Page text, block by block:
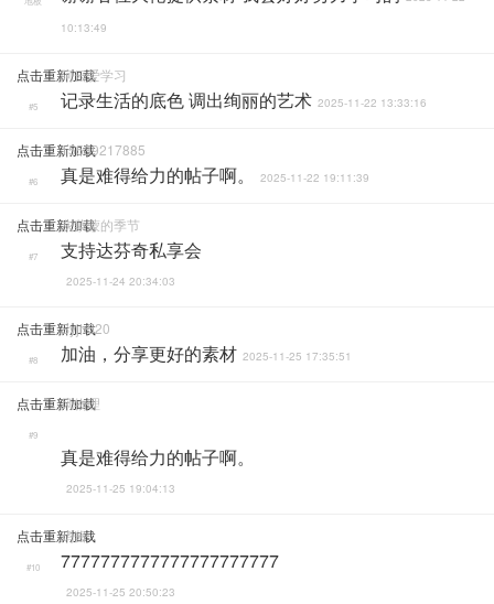
10:13:49
点击重新加载
阿云爱学习
#5 记录生活的底色 调出绚丽的艺术 2025-11-22 13:33:16
点击重新加载15539217885
#6 真是难得给力的帖子啊。 2025-11-22 19:11:39
点击重新加载灰蒙蒙的季节
#7 支持达芬奇私享会
2025-11-24 20:34:03
点击重新加载
Syjh520
#8 加油，分享更好的素材 2025-11-25 17:35:51
点击重新加载
风物理
#9
真是难得给力的帖子啊。
2025-11-25 19:04:13
点击重新加载
鸡酱
#10 7777777777777777777777
2025-11-25 20:50:23